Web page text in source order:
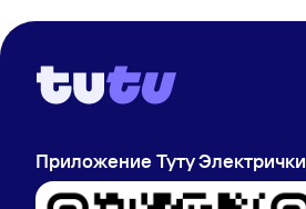
Приложение Туту Электрички